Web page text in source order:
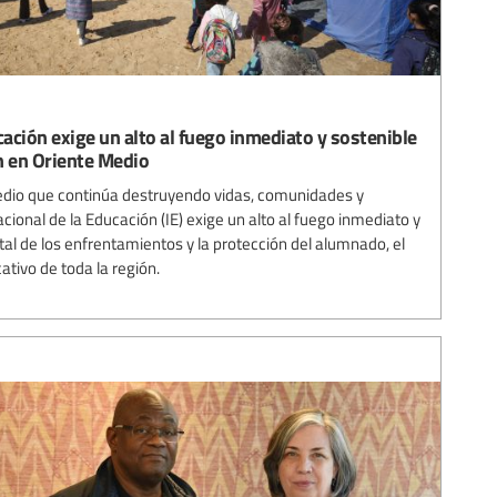
exige un alto al fuego inmediato y sostenible
en Oriente Medio
que continúa destruyendo vidas, comunidades y
de la Educación (IE) exige un alto al fuego inmediato y
de los enfrentamientos y la protección del alumnado, el
de toda la región.